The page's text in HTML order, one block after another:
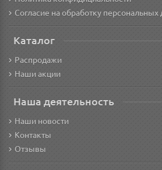
Согласие на обработку персональных
Каталог
Распродажи
Наши акции
Наша деятельность
Наши новости
Контакты
Отзывы